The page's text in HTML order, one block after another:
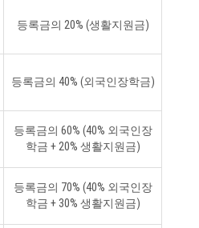
등록금의 20% (생활지원금)
등록금의 40% (외국인장학금)
등록금의 60% (40% 외국인장
학금 + 20% 생활지원금)
등록금의 70% (40% 외국인장
학금 + 30% 생활지원금)